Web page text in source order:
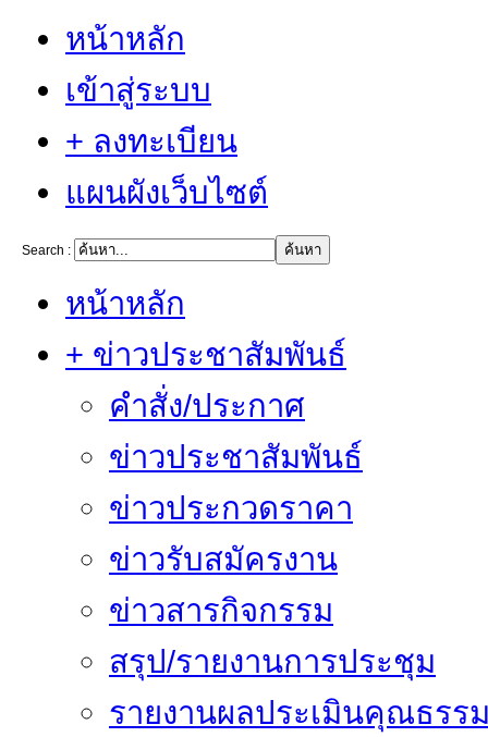
หน้าหลัก
เข้าสู่ระบบ
+ ลงทะเบียน
แผนผังเว็บไซต์
Search :
หน้าหลัก
+ ข่าวประชาสัมพันธ์
คำสั่ง/ประกาศ
ข่าวประชาสัมพันธ์
ข่าวประกวดราคา
ข่าวรับสมัครงาน
ข่าวสารกิจกรรม
สรุป/รายงานการประชุม
รายงานผลประเมินคุณธรร